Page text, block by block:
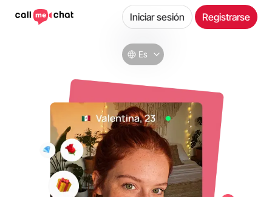
Es
Iniciar sesión Registrarse